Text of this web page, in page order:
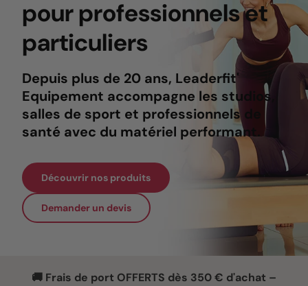
pour professionnels et
particuliers
Depuis plus de 20 ans, Leaderfit'
Equipement accompagne les studios,
salles de sport et professionnels de
santé avec du matériel performant.
Découvrir nos produits
Demander un devis
🚚 Frais de port OFFERTS dès 350 € d'achat –